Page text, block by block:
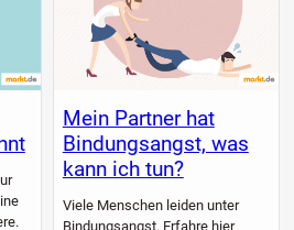
Mein Partner hat
Bindungsangst, was
kann ich tun?
Viele Menschen leiden unter
Bindungsangst. Erfahre hier